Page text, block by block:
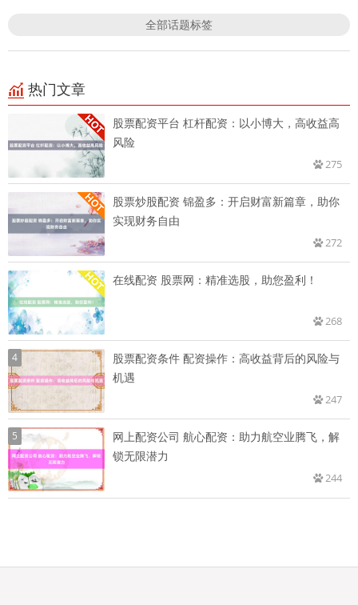
全部话题标签
热门文章
股票配资平台 杠杆配资：以小博大，高收益高
风险
275
股票炒股配资 锦盈多：开启财富新篇章，助你
实现财务自由
272
在线配资 股票网：精准选股，助您盈利！
268
4
股票配资条件 配资操作：高收益背后的风险与
机遇
247
5
网上配资公司 航心配资：助力航空业腾飞，解
锁无限潜力
244